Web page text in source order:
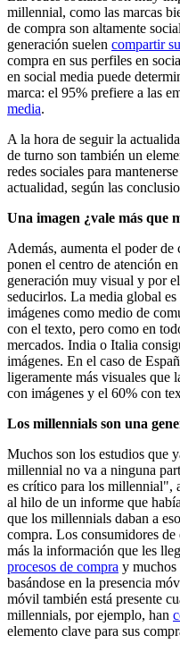
millennial, como las marcas
de compra son altamente
generación suelen compartir
compra en sus perfiles en
en social media puede
marca: el 95% prefiere a las
media.
A la hora de seguir la
de turno son también un
redes sociales para
actualidad, según las
Una imagen ¿vale más que
Además, aumenta el poder
ponen el centro de atención
generación muy visual y por
seducirlos. La media global
imágenes como medio de
con el texto, pero como en
mercados. India o Italia
imágenes. En el caso de
ligeramente más visuales que
con imágenes y el 60% con
Los millennials son una
Muchos son los estudios que
millennial no va a ninguna
es crítico para los millennial",
al hilo de un informe que
que los millennials daban a
compra. Los consumidores de
más la información que les
procesos de compra y muchos
basándose en la presencia
móvil también está presente
millennials, por ejemplo, han
elemento clave para sus